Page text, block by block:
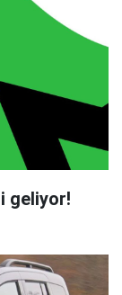
geliyor!